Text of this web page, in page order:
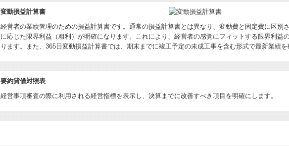
変動損益計算書
経営者の業績管理のための損益計算書です。通常の損益計算書とは異なり、変動費と固定費に区別
に応じた限界利益（粗利）が明確になります。これにより、経営者の感覚にフィットする限界利益
ります。また、365日変動損益計算書では、期末までに竣工予定の未成工事を含む形式で最新業績を
要約貸借対照表
経営事項審査の際に利用される経営指標を表示し、決算までに改善すべき項目を明確にします。